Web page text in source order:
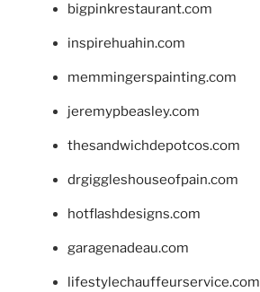
bigpinkrestaurant.com
inspirehuahin.com
memmingerspainting.com
jeremypbeasley.com
thesandwichdepotcos.com
drgiggleshouseofpain.com
hotflashdesigns.com
garagenadeau.com
lifestylechauffeurservice.com